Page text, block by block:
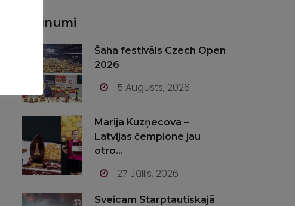
Jaunumi
Šaha festivāls Czech Open
2026
5 Augusts, 2026
Marija Kuzņecova –
Latvijas čempione jau
otro...
27 Jūlijs, 2026
Sveicam Starptautiskajā